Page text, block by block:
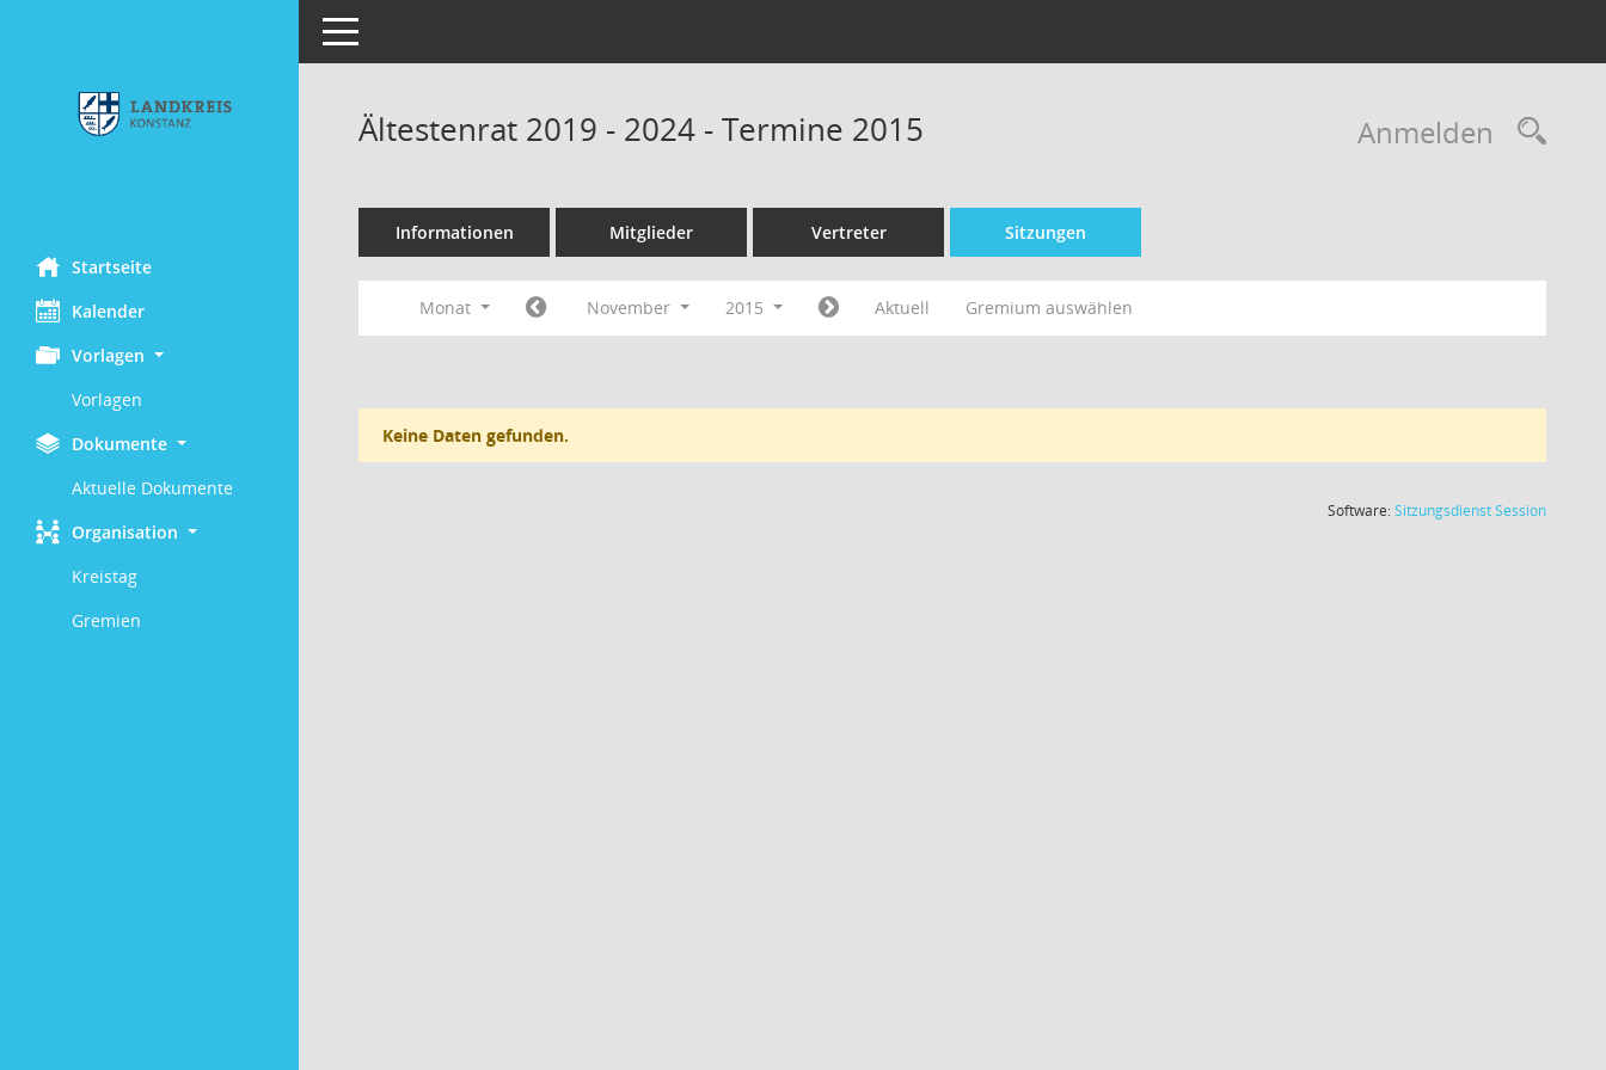
Startseite
Kalender
Vorlagen
Vorlagen
Dokumente
Aktuelle Dokumente
Organisation
Kreistag
Gremien
Toggle navigation
Anmelden
Ältestenrat 2019 - 2024 - Termine 2015
Informationen Mitglieder Vertreter Sitzungen
Monat November 2015 Aktuell Gremium auswählen
Keine Daten gefunden.
Software:SitzungsdienstSession(Wird in